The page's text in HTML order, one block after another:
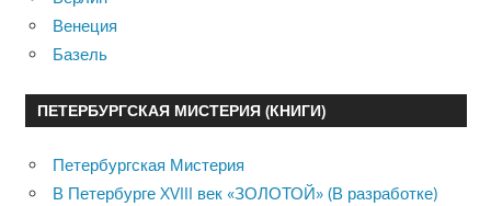
Венеция
Базель
ПЕТЕРБУРГСКАЯ МИСТЕРИЯ (КНИГИ)
Петербургская Мистерия
В Петербурге XVIII век «ЗОЛОТОЙ» (В разработке)